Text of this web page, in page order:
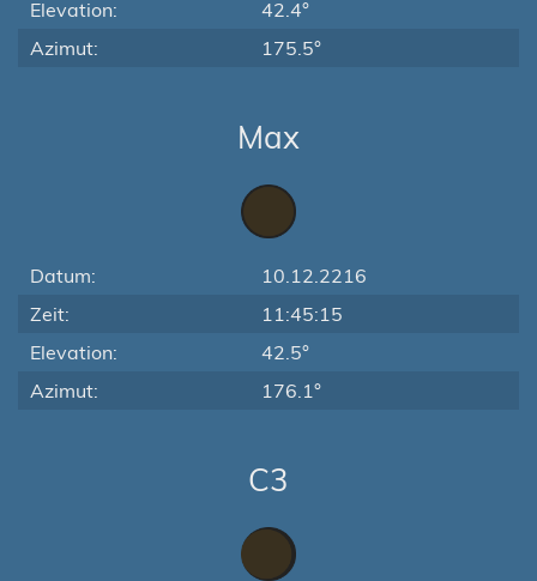
Elevation:
42.4°
Azimut:
175.5°
Max
Datum:
10.12.2216
Zeit:
11:45:15
Elevation:
42.5°
Azimut:
176.1°
C3